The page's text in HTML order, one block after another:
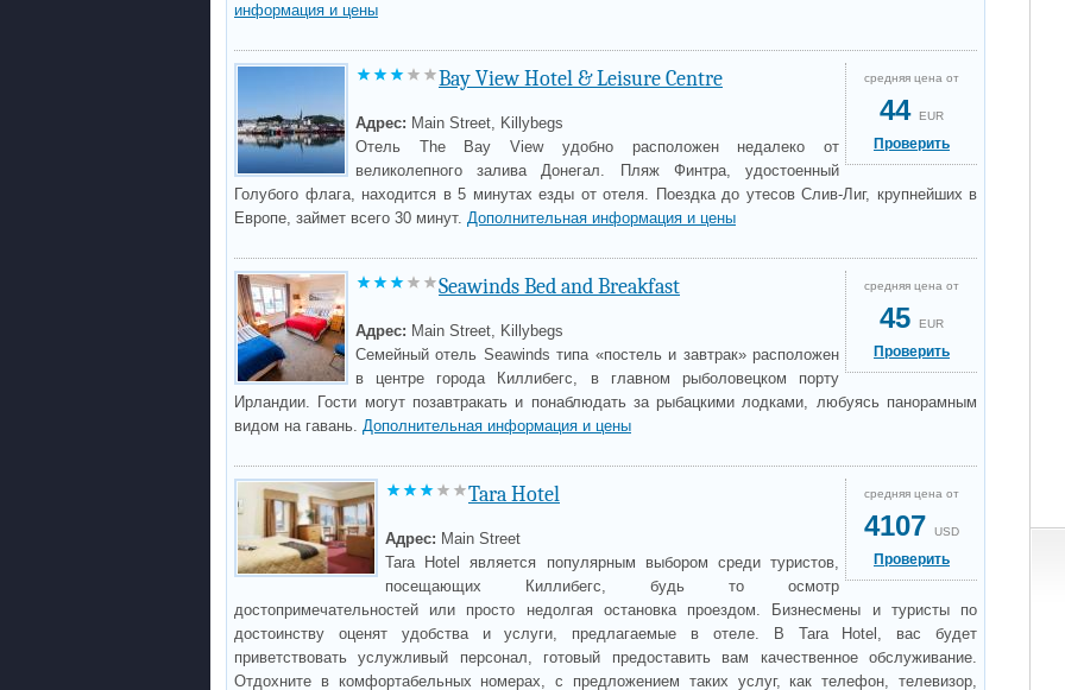
информация и цены
средняя цена от
44 EUR
Проверить
Bay View Hotel & Leisure Centre
Адрес: Main Street, Killybegs
Отель The Bay View удобно расположен недалеко от
великолепного залива Донегал. Пляж Финтра, удостоенный
Голубого флага, находится в 5 минутах езды от отеля. Поездка до утесов Слив-Лиг, крупнейших в
Европе, займет всего 30 минут. Дополнительная информация и цены
средняя цена от
45 EUR
Проверить
Seawinds Bed and Breakfast
Адрес: Main Street, Killybegs
Семейный отель Seawinds типа «постель и завтрак» расположен
в центре города Киллибегс, в главном рыболовецком порту
Ирландии. Гости могут позавтракать и понаблюдать за рыбацкими лодками, любуясь панорамным
видом на гавань. Дополнительная информация и цены
средняя цена от
4107 USD
Проверить
Tara Hotel
Адрес: Main Street
Tara Hotel является популярным выбором среди туристов,
посещающих Киллибегс, будь то осмотр
достопримечательностей или просто недолгая остановка проездом. Бизнесмены и туристы по
достоинству оценят удобства и услуги, предлагаемые в отеле. В Tara Hotel, вас будет
приветствовать услужливый персонал, готовый предоставить вам качественное обслуживание.
Отдохните в комфортабельных номерах, с предложением таких услуг, как телефон, телевизор,